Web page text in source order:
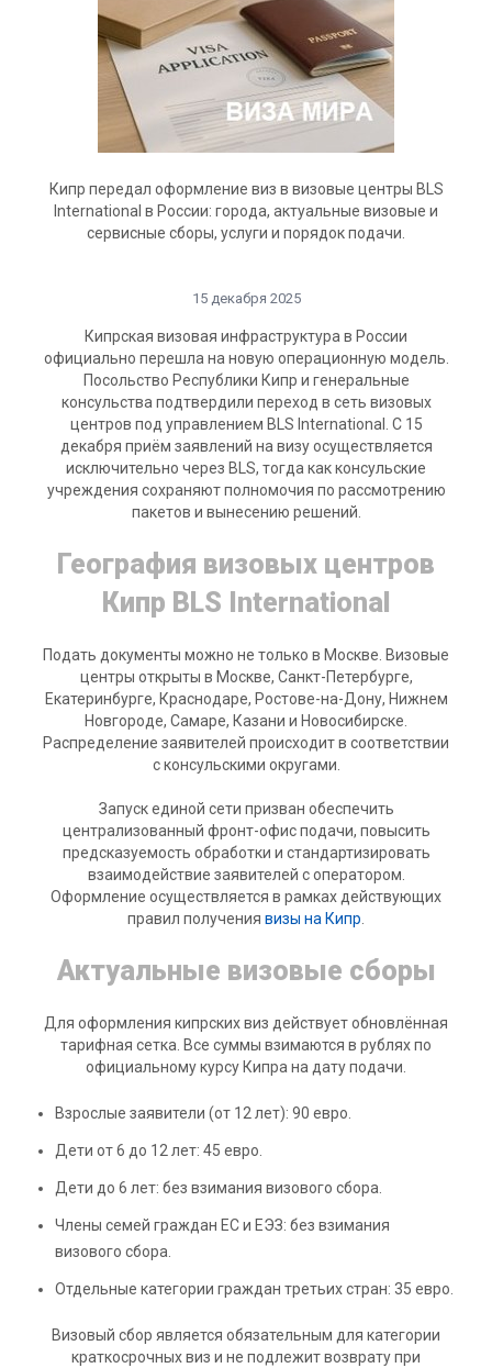
Кипр передал оформление виз в визовые центры BLS
International в России: города, актуальные визовые и
сервисные сборы, услуги и порядок подачи.
15 декабря 2025
Кипрская визовая инфраструктура в России
официально перешла на новую операционную модель.
Посольство Республики Кипр и генеральные
консульства подтвердили переход в сеть визовых
центров под управлением BLS International. С 15
декабря приём заявлений на визу осуществляется
исключительно через BLS, тогда как консульские
учреждения сохраняют полномочия по рассмотрению
пакетов и вынесению решений.
География визовых центров
Кипр BLS International
Подать документы можно не только в Москве. Визовые
центры открыты в Москве, Санкт-Петербурге,
Екатеринбурге, Краснодаре, Ростове-на-Дону, Нижнем
Новгороде, Самаре, Казани и Новосибирске.
Распределение заявителей происходит в соответствии
с консульскими округами.
Запуск единой сети призван обеспечить
централизованный фронт-офис подачи, повысить
предсказуемость обработки и стандартизировать
взаимодействие заявителей с оператором.
Оформление осуществляется в рамках действующих
правил получения визы на Кипр.
Актуальные визовые сборы
Для оформления кипрских виз действует обновлённая
тарифная сетка. Все суммы взимаются в рублях по
официальному курсу Кипра на дату подачи.
Взрослые заявители (от 12 лет): 90 евро.
Дети от 6 до 12 лет: 45 евро.
Дети до 6 лет: без взимания визового сбора.
Члены семей граждан ЕС и ЕЭЗ: без взимания
визового сбора.
Отдельные категории граждан третьих стран: 35 евро.
Визовый сбор является обязательным для категории
краткосрочных виз и не подлежит возврату при